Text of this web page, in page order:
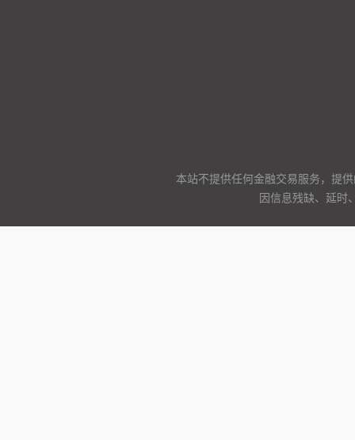
本站不提供任何金融交易服务，提
因信息残缺、延时